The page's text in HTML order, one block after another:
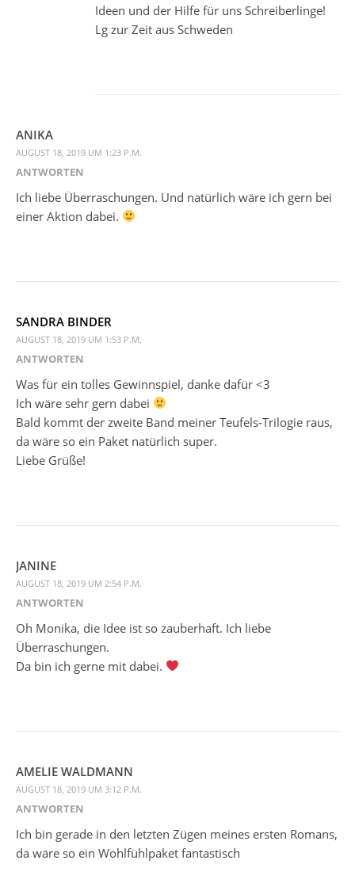
Ideen und der Hilfe für uns Schreiberlinge!
Lg zur Zeit aus Schweden
ANIKA
AUGUST 18, 2019 UM 1:23 P.M.
ANTWORTEN
Ich liebe Überraschungen. Und natürlich wäre ich gern bei
einer Aktion dabei.
SANDRA BINDER
AUGUST 18, 2019 UM 1:53 P.M.
ANTWORTEN
Was für ein tolles Gewinnspiel, danke dafür <3
Ich wäre sehr gern dabei
Bald kommt der zweite Band meiner Teufels-Trilogie raus,
da wäre so ein Paket natürlich super.
Liebe Grüße!
JANINE
AUGUST 18, 2019 UM 2:54 P.M.
ANTWORTEN
Oh Monika, die Idee ist so zauberhaft. Ich liebe
Überraschungen.
Da bin ich gerne mit dabei.
AMELIE WALDMANN
AUGUST 18, 2019 UM 3:12 P.M.
ANTWORTEN
Ich bin gerade in den letzten Zügen meines ersten Romans,
da wäre so ein Wohlfühlpaket fantastisch